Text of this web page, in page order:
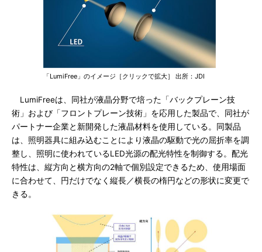
「LumiFree」のイメージ［クリックで拡大］ 出所：JDI
LumiFreeは、同社が液晶分野で培った「バックプレーン技
術」および「フロントプレーン技術」を応用した製品で、同社が
パートナー企業と新開発した液晶材料を使用している。同製品
は、照明器具に組み込むことにより液晶の駆動で光の屈折率を調
整し、照明に使われているLED光源の配光特性を制御する。配光
特性は、縦方向と横方向の2軸で個別設定できるため、使用場面
に合わせて、円だけでなく縦長／横長の楕円などの形状に変更で
きる。